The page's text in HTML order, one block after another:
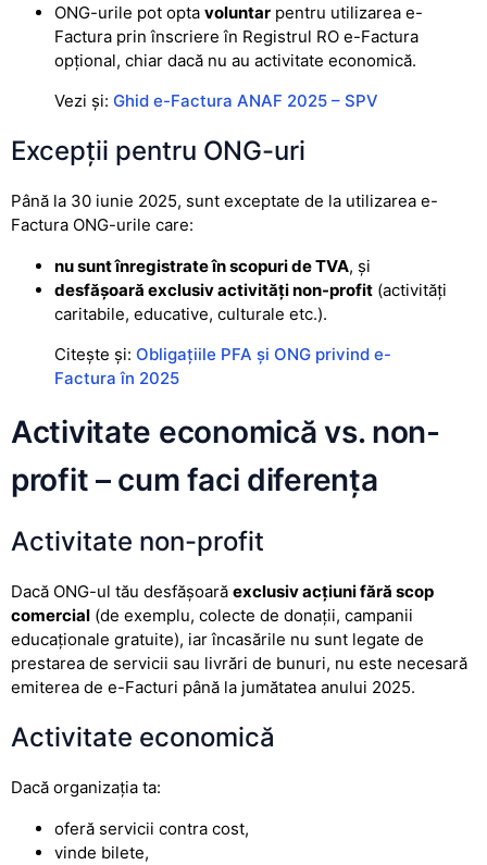
ONG-urile pot opta voluntar pentru utilizarea e-
Factura prin înscriere în Registrul RO e-Factura
opțional, chiar dacă nu au activitate economică.
Vezi și: Ghid e-Factura ANAF 2025 – SPV
Excepții pentru ONG-uri
Până la 30 iunie 2025, sunt exceptate de la utilizarea e-
Factura ONG-urile care:
nu sunt înregistrate în scopuri de TVA, și
desfășoară exclusiv activități non-profit (activități
caritabile, educative, culturale etc.).
Citește și: Obligațiile PFA și ONG privind e-
Factura în 2025
Activitate economică vs. non-
profit – cum faci diferența
Activitate non-profit
Dacă ONG-ul tău desfășoară exclusiv acțiuni fără scop
comercial (de exemplu, colecte de donații, campanii
educaționale gratuite), iar încasările nu sunt legate de
prestarea de servicii sau livrări de bunuri, nu este necesară
emiterea de e-Facturi până la jumătatea anului 2025.
Activitate economică
Dacă organizația ta:
oferă servicii contra cost,
vinde bilete,